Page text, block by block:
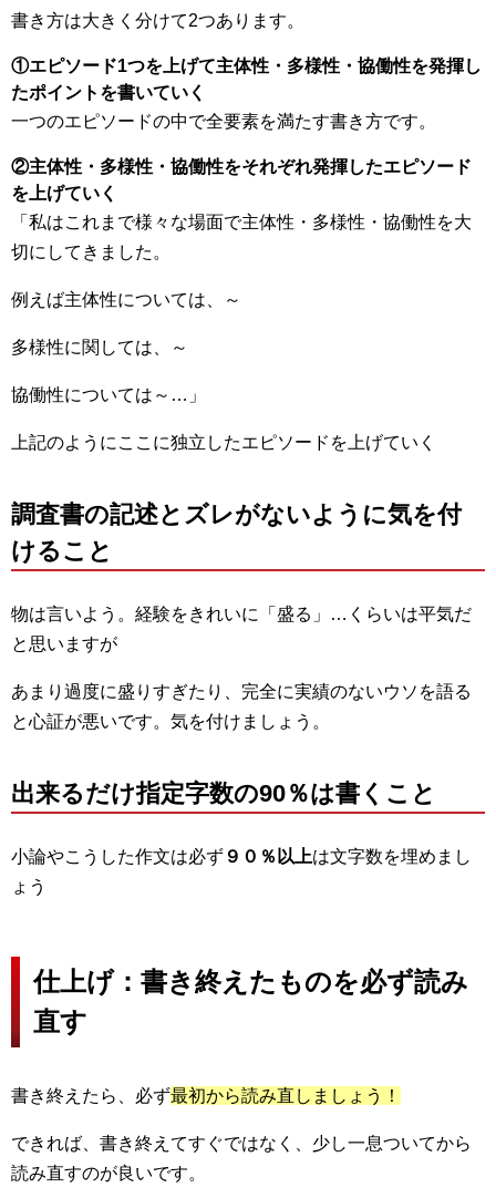
書き方は大きく分けて2つあります。
①エピソード1つを上げて主体性・多様性・協働性を発揮し
たポイントを書いていく
一つのエピソードの中で全要素を満たす書き方です。
②主体性・多様性・協働性をそれぞれ発揮したエピソード
を上げていく
「私はこれまで様々な場面で主体性・多様性・協働性を大
切にしてきました。
例えば主体性については、～
多様性に関しては、～
協働性については～…」
上記のようにここに独立したエピソードを上げていく
調査書の記述とズレがないように気を付
けること
物は言いよう。経験をきれいに「盛る」…くらいは平気だ
と思いますが
あまり過度に盛りすぎたり、完全に実績のないウソを語る
と心証が悪いです。気を付けましょう。
出来るだけ指定字数の90％は書くこと
小論やこうした作文は必ず ９０％以上は文字数を埋めまし
ょう
仕上げ：書き終えたものを必ず読み
直す
書き終えたら、必ず最初から読み直しましょう！
できれば、書き終えてすぐではなく、少し一息ついてから
読み直すのが良いです。